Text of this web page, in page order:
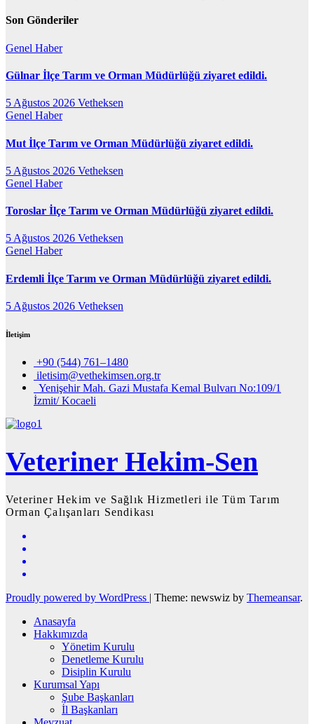
Son Gönderiler
Genel Haber
Gülnar İlçe Tarım ve Orman Müdürlüğü ziyaret edildi.
5 Ağustos 2026 Vetheksen
Genel Haber
Mut İlçe Tarım ve Orman Müdürlüğü ziyaret edildi.
5 Ağustos 2026 Vetheksen
Genel Haber
Toroslar İlçe Tarım ve Orman Müdürlüğü ziyaret edildi.
5 Ağustos 2026 Vetheksen
Genel Haber
Erdemli İlçe Tarım ve Orman Müdürlüğü ziyaret edildi.
5 Ağustos 2026 Vetheksen
İletişim
+90 (544) 761–1480
iletisim@vethekimsen.org.tr
Yenişehir Mah. Gazi Mustafa Kemal Bulvarı No:109/1
İzmit/ Kocaeli
Veteriner Hekim-Sen
Veteriner Hekim ve Sağlık Hizmetleri ile Tüm Tarım
Orman Çalışanları Sendikası
Proudly powered by WordPress | Theme: newswiz by Themeansar.
Anasayfa
Hakkımızda
Yönetim Kurulu
Denetleme Kurulu
Disiplin Kurulu
Kurumsal Yapı
Şube Başkanları
İl Başkanları